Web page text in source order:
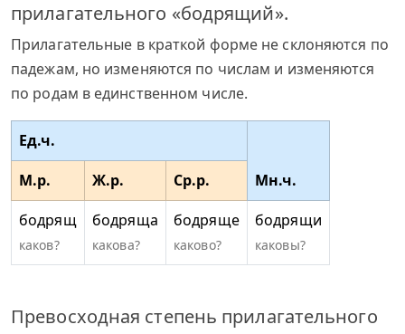
прилагательного «бодрящий».
Прилагательные в краткой форме не склоняются по
падежам, но изменяются по числам и изменяются
по родам в единственном числе.
Ед.ч.
Мн.ч.
М.р. Ж.р.
Ср.р.
бодрящ
каков?
бодряща
какова?
бодряще
каково?
бодрящи
каковы?
Превосходная степень прилагательного